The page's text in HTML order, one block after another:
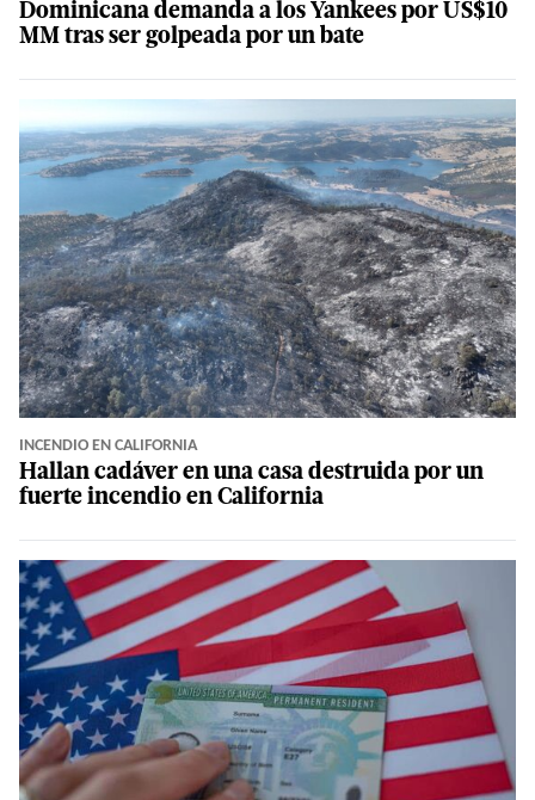
Dominicana demanda a los Yankees por US$10
MM tras ser golpeada por un bate
INCENDIO EN CALIFORNIA
Hallan cadáver en una casa destruida por un
fuerte incendio en California